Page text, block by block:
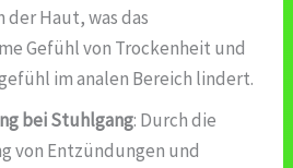
Haut, was das
Gefühl von Trockenheit und
im analen Bereich lindert.
bei Stuhlgang: Durch die
von Entzündungen und